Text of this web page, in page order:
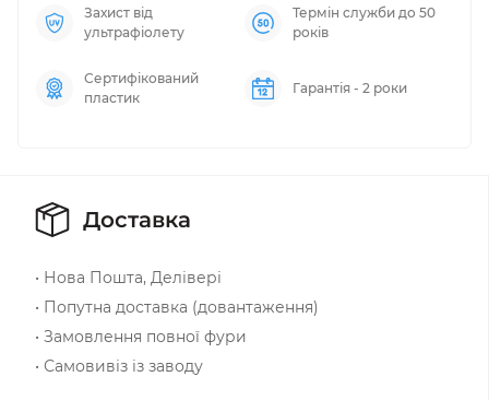
Захист від
ультрафіолету
Термін служби до 50
років
Сертифікований
пластик
Гарантія - 2 роки
Доставка
• Нова Пошта, Делівері
• Попутна доставка (довантаження)
• Замовлення повної фури
• Самовивіз із заводу